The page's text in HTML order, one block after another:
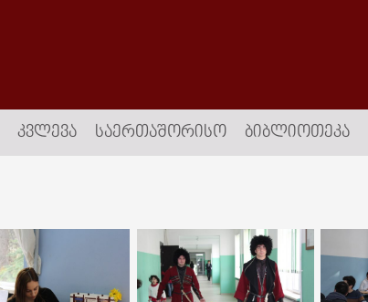
ᲙᲕᲚᲔᲕᲐ ᲡᲐᲔᲠᲗᲐᲨᲝᲠᲘᲡᲝ ᲑᲘᲑᲚᲘᲝᲗᲔᲙᲐ